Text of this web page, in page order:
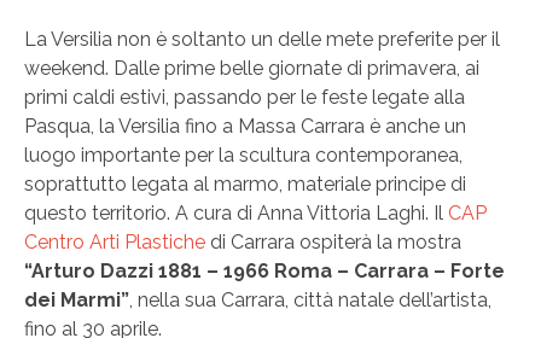
La Versilia non è soltanto un delle mete preferite per il
weekend. Dalle prime belle giornate di primavera, ai
primi caldi estivi, passando per le feste legate alla
Pasqua, la Versilia fino a Massa Carrara è anche un
luogo importante per la scultura contemporanea,
soprattutto legata al marmo, materiale principe di
questo territorio. A cura di Anna Vittoria Laghi. Il CAP
Centro Arti Plastiche di Carrara ospiterà la mostra
“Arturo Dazzi 1881 – 1966 Roma – Carrara – Forte
dei Marmi”, nella sua Carrara, città natale dell’artista,
fino al 30 aprile.